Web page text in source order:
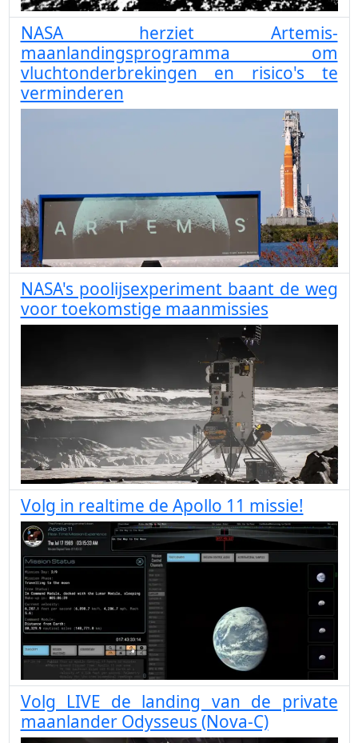
NASA herziet Artemis-
maanlandingsprogramma om
vluchtonderbrekingen en risico's te
verminderen
NASA's poolijsexperiment baant de weg
voor toekomstige maanmissies
Volg in realtime de Apollo 11 missie!
Volg LIVE de landing van de private
maanlander Odysseus (Nova-C)